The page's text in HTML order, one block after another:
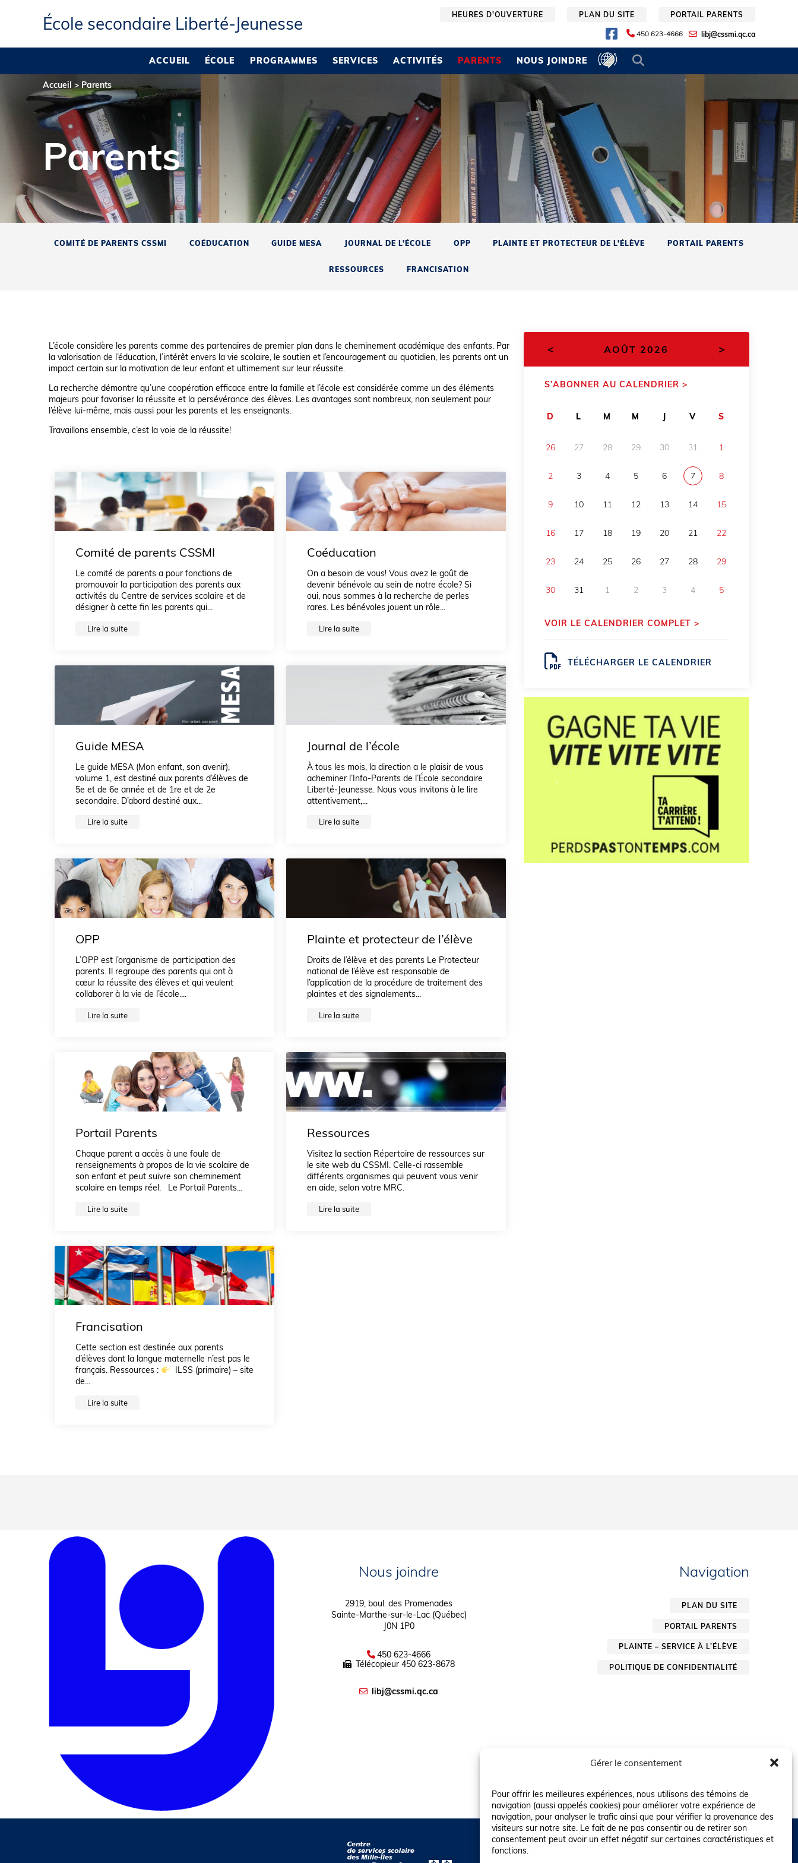
Gérer le consentement
Pour offrir les meilleures expériences, nous utilisons des témoins de
navigation (aussi appelés cookies) pour améliorer votre expérience de
navigation, pour analyser le trafic ainsi que pour vérifier la provenance des
visiteurs sur notre site. Le fait de ne pas consentir ou de retirer son
consentement peut avoir un effet négatif sur certaines caractéristiques et
fonctions.
École secondaire Liberté‑Jeunesse PLAN DU SITE PORTAIL PARENTS
HEURES D'OUVERTURE
450 623-4666 libj@cssmi.qc.ca
ACCUEIL ÉCOLE PROGRAMMES SERVICES ACTIVITÉS PARENTS NOUS JOINDRE
Accueil > Parents
Parents
COMITÉ DE PARENTS CSSMI COÉDUCATION GUIDE MESA JOURNAL DE L’ÉCOLE OPP PLAINTE ET PROTECTEUR DE L’ÉLÈVE PORTAIL PARENTS
RESSOURCES FRANCISATION
L’école considère les parents comme des partenaires de premier plan dans le cheminement académique des enfants. Par
la valorisation de l’éducation, l’intérêt envers la vie scolaire, le soutien et l’encouragement au quotidien, les parents ont un
impact certain sur la motivation de leur enfant et ultimement sur leur réussite.
La recherche démontre qu’une coopération efficace entre la famille et l’école est considérée comme un des éléments
majeurs pour favoriser la réussite et la persévérance des élèves. Les avantages sont nombreux, non seulement pour
l’élève lui-même, mais aussi pour les parents et les enseignants.
Travaillons ensemble, c’est la voie de la réussite!
Comité de parents CSSMI
Le comité de parents a pour fonctions de
promouvoir la participation des parents aux
activités du Centre de services scolaire et de
désigner à cette fin les parents qui...
Lire la suite
Coéducation
On a besoin de vous! Vous avez le goût de
devenir bénévole au sein de notre école? Si
oui, nous sommes à la recherche de perles
rares. Les bénévoles jouent un rôle...
Lire la suite
Guide MESA
Le guide MESA (Mon enfant, son avenir),
volume 1, est destiné aux parents d’élèves de
5e et de 6e année et de 1re et de 2e
secondaire. D’abord destiné aux...
Lire la suite
Journal de l’école
À tous les mois, la direction a le plaisir de vous
acheminer l’Info-Parents de l’École secondaire
Liberté-Jeunesse. Nous vous invitons à le lire
attentivement,...
Lire la suite
OPP
L’OPP est l’organisme de participation des
parents. Il regroupe des parents qui ont à
cœur la réussite des élèves et qui veulent
collaborer à la vie de l’école....
Lire la suite
Plainte et protecteur de l’élève
Droits de l’élève et des parents Le Protecteur
national de l’élève est responsable de
l’application de la procédure de traitement des
plaintes et des signalements...
Lire la suite
Portail Parents
Chaque parent a accès à une foule de
renseignements à propos de la vie scolaire de
son enfant et peut suivre son cheminement
scolaire en temps réel. Le Portail Parents...
Lire la suite
Ressources
Visitez la section Répertoire de ressources sur
le site web du CSSMI. Celle-ci rassemble
différents organismes qui peuvent vous venir
en aide, selon votre MRC.
Lire la suite
Francisation
Cette section est destinée aux parents
d’élèves dont la langue maternelle n’est pas le
français. Ressources :
ILSS (primaire) – site
de...
Lire la suite
< AOÛT 2026 >
S’ABONNER AU CALENDRIER >
D L M M J V S
26 27 28 29 30 31 1
2 3 4 5 6 7 8
9 10 11 12 13 14 15
16 17 18 19 20 21 22
23 24 25 26 27 28 29
30 31 1 2 3 4 5
VOIR LE CALENDRIER COMPLET >
TÉLÉCHARGER LE CALENDRIER
.
Nous joindre
2919, boul. des Promenades
Sainte-Marthe-sur-le-Lac (Québec)
J0N 1P0
450 623-4666
Télécopieur 450 623-8678
libj@cssmi.qc.ca
Navigation
PLAN DU SITE
PORTAIL PARENTS
PLAINTE – SERVICE À L’ÉLÈVE
POLITIQUE DE CONFIDENTIALITÉ